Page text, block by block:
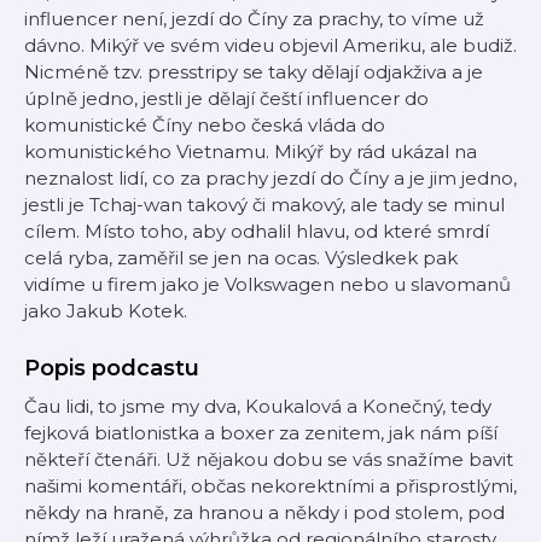
influencer není, jezdí do Číny za prachy, to víme už
dávno. Mikýř ve svém videu objevil Ameriku, ale budiž.
Nicméně tzv. presstripy se taky dělají odjakživa a je
úplně jedno, jestli je dělají čeští influencer do
komunistické Číny nebo česká vláda do
komunistického Vietnamu. Mikýř by rád ukázal na
neznalost lidí, co za prachy jezdí do Číny a je jim jedno,
jestli je Tchaj-wan takový či makový, ale tady se minul
cílem. Místo toho, aby odhalil hlavu, od které smrdí
celá ryba, zaměřil se jen na ocas. Výsledkek pak
vidíme u firem jako je Volkswagen nebo u slavomanů
jako Jakub Kotek.
Popis podcastu
Čau lidi, to jsme my dva, Koukalová a Konečný, tedy
fejková biatlonistka a boxer za zenitem, jak nám píší
někteří čtenáři. Už nějakou dobu se vás snažíme bavit
našimi komentáři, občas nekorektními a přisprostlými,
někdy na hraně, za hranou a někdy i pod stolem, pod